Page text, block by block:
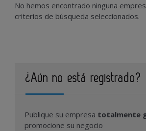
No hemos encontrado ninguna
criterios de búsqueda seleccionados.
¿Aún no está registrado?
Publique su empresa totalmente
promocione su negocio